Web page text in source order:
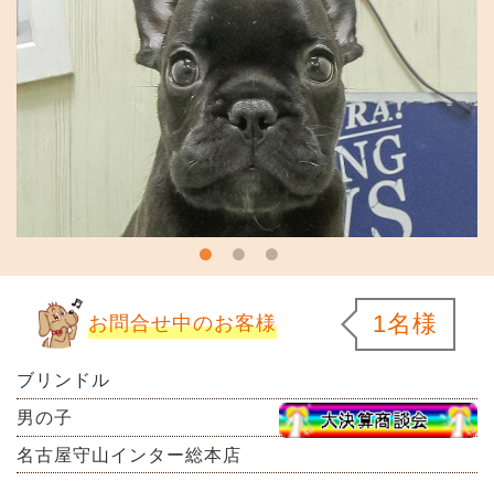
お問合せ中のお客様 1名様
ブリンドル
男の子
名古屋守山インター総本店